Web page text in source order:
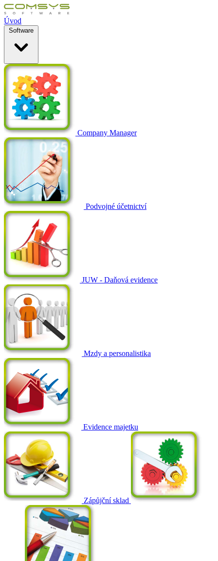
Úvod
Software
Company Manager
Podvojné účetnictví
JUW - Daňová evidence
Mzdy a personalistika
Evidence majetku
Zápůjční sklad